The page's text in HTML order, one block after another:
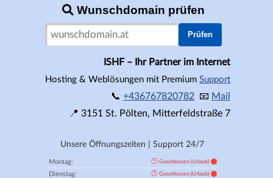
Unsere Öffnungszeiten | Support 24/7
Montag: 🕑 Geschlossen (Urlaub)
Dienstag: 🕑 Geschlossen (Urlaub)
Wunschdomain prüfen
Prüfen
ISHF – Ihr Partner im Internet
Hosting & Weblösungen mit Premium Support
📞 +436767820782 📧 Mail
📍 3151 St. Pölten, Mitterfeldstraße 7